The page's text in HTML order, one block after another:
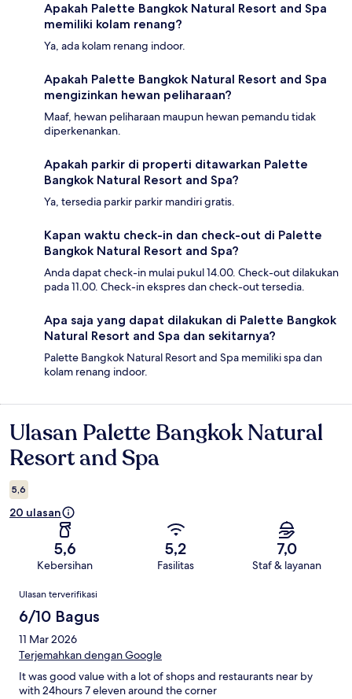
Apakah Palette Bangkok Natural Resort and Spa
memiliki kolam renang?
Ya, ada kolam renang indoor.
Apakah Palette Bangkok Natural Resort and Spa
mengizinkan hewan peliharaan?
Maaf, hewan peliharaan maupun hewan pemandu tidak
diperkenankan.
Apakah parkir di properti ditawarkan Palette
Bangkok Natural Resort and Spa?
Ya, tersedia parkir parkir mandiri gratis.
Kapan waktu check-in dan check-out di Palette
Bangkok Natural Resort and Spa?
Anda dapat check-in mulai pukul 14.00. Check-out dilakukan
pada 11.00. Check-in ekspres dan check-out tersedia.
Apa saja yang dapat dilakukan di Palette Bangkok
Natural Resort and Spa dan sekitarnya?
Palette Bangkok Natural Resort and Spa memiliki spa dan
kolam renang indoor.
Ulasan
Ulasan Palette Bangkok Natural
Resort and Spa
5,6
20 ulasan
5,6
Kebersihan
5,2
Fasilitas
7,0
Staf & layanan
Ulasan
Ulasan terverifikasi
6/10 Bagus
11 Mar 2026
Terjemahkan dengan Google
It was good value with a lot of shops and restaurants near by
with 24hours 7 eleven around the corner